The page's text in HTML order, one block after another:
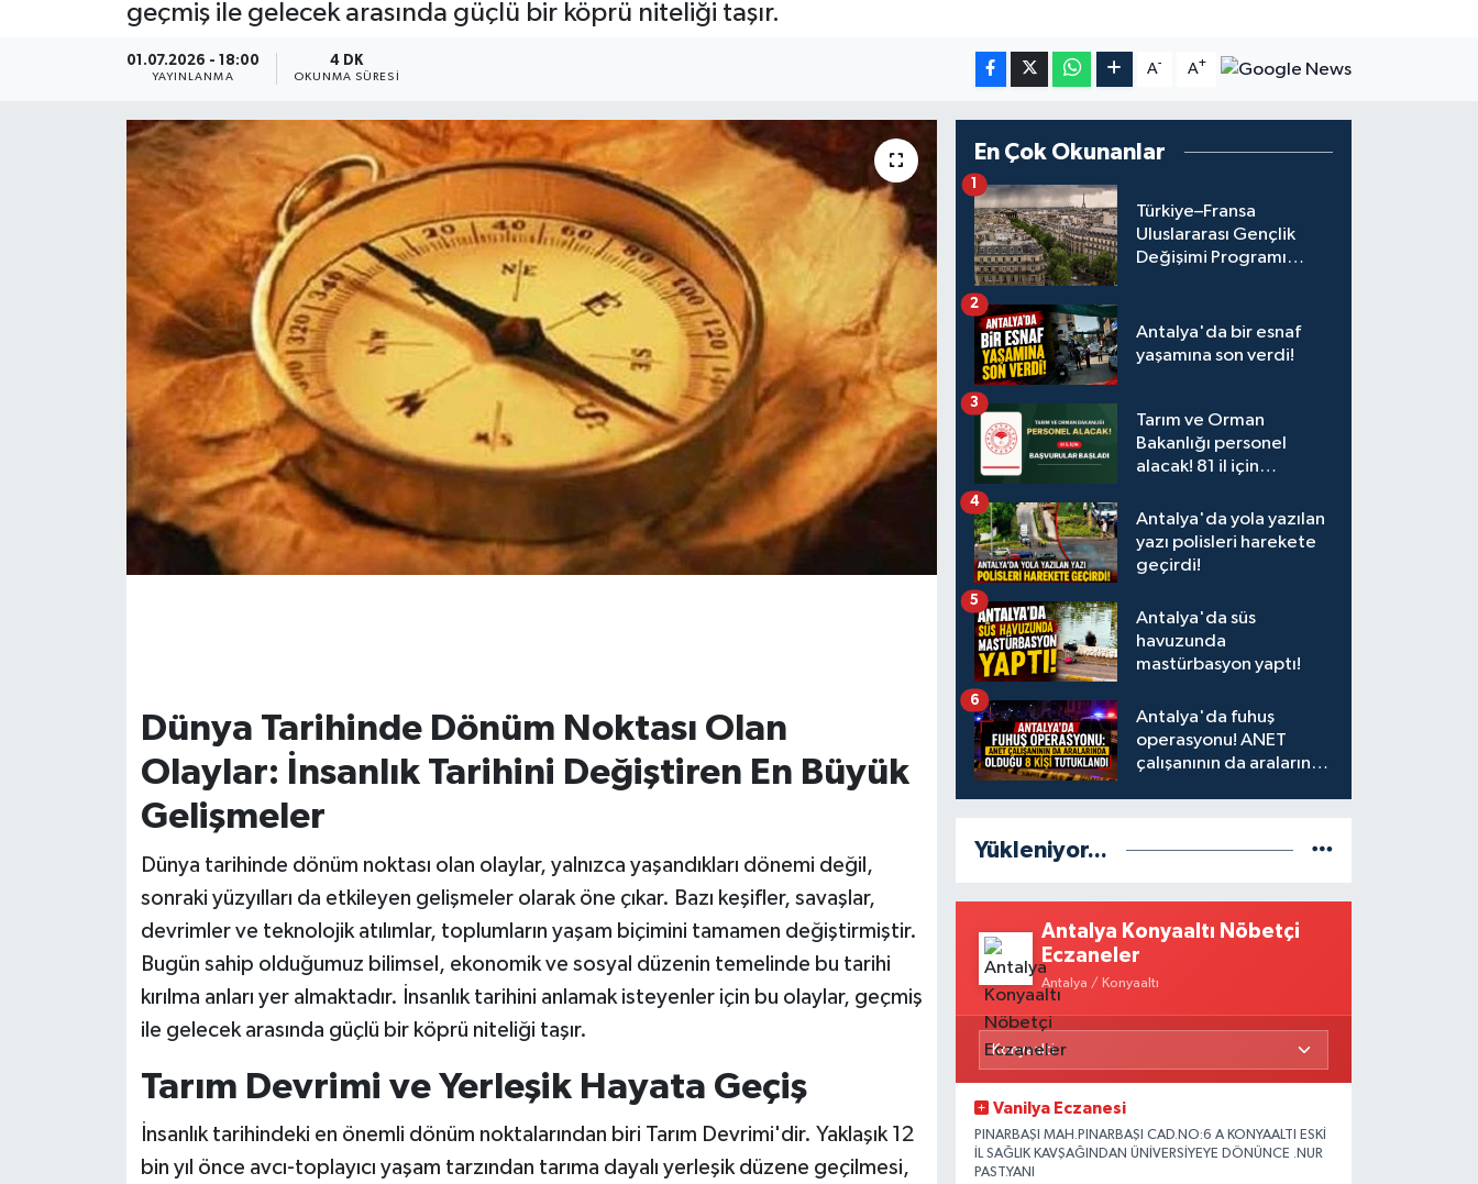
geçmiş ile gelecek arasında güçlü bir köprü niteliği taşır.
01.07.2026 - 18:00
YAYINLANMA
4 DK
OKUNMA SÜRESI
A- A+
Dünya Tarihinde Dönüm Noktası Olan
Olaylar: İnsanlık Tarihini Değiştiren En Büyük
Gelişmeler
Dünya tarihinde dönüm noktası olan olaylar, yalnızca yaşandıkları dönemi değil,
sonraki yüzyılları da etkileyen gelişmeler olarak öne çıkar. Bazı keşifler, savaşlar,
devrimler ve teknolojik atılımlar, toplumların yaşam biçimini tamamen değiştirmiştir.
Bugün sahip olduğumuz bilimsel, ekonomik ve sosyal düzenin temelinde bu tarihi
kırılma anları yer almaktadır. İnsanlık tarihini anlamak isteyenler için bu olaylar, geçmiş
ile gelecek arasında güçlü bir köprü niteliği taşır.
Tarım Devrimi ve Yerleşik Hayata Geçiş
İnsanlık tarihindeki en önemli dönüm noktalarından biri Tarım Devrimi'dir. Yaklaşık 12
bin yıl önce avcı-toplayıcı yaşam tarzından tarıma dayalı yerleşik düzene geçilmesi,
En Çok Okunanlar
Türkiye–Fransa
Uluslararası Gençlik
Değişimi Programı
1
Antalya'da bir esnaf
yaşamına son verdi!
2
Tarım ve Orman
Bakanlığı personel
alacak! 81 il için
3
Antalya'da yola yazılan
yazı polisleri harekete
geçirdi!
4
Antalya'da süs
havuzunda
mastürbasyon yaptı!
5
Antalya'da fuhuş
operasyonu! ANET
çalışanının da aralarında
6
Yükleniyor...
Antalya Konyaaltı Nöbetçi
Eczaneler
Antalya / Konyaaltı
Vanilya Eczanesi
PINARBAŞI MAH.PINARBAŞI CAD.NO:6 A KONYAALTI ESKİ
İL SAĞLIK KAVŞAĞINDAN ÜNİVERSİYEYE DÖNÜNCE .NUR
PAST.YANI